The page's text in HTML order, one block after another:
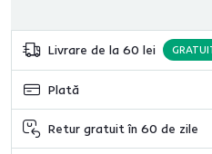
Livrare de la 60 lei
Plată
Retur gratuit în 60 de zile